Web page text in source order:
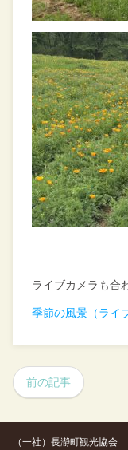
ライブカメラも合
季節の風景（ライ
前の記事
（一社）長瀞町観光協会